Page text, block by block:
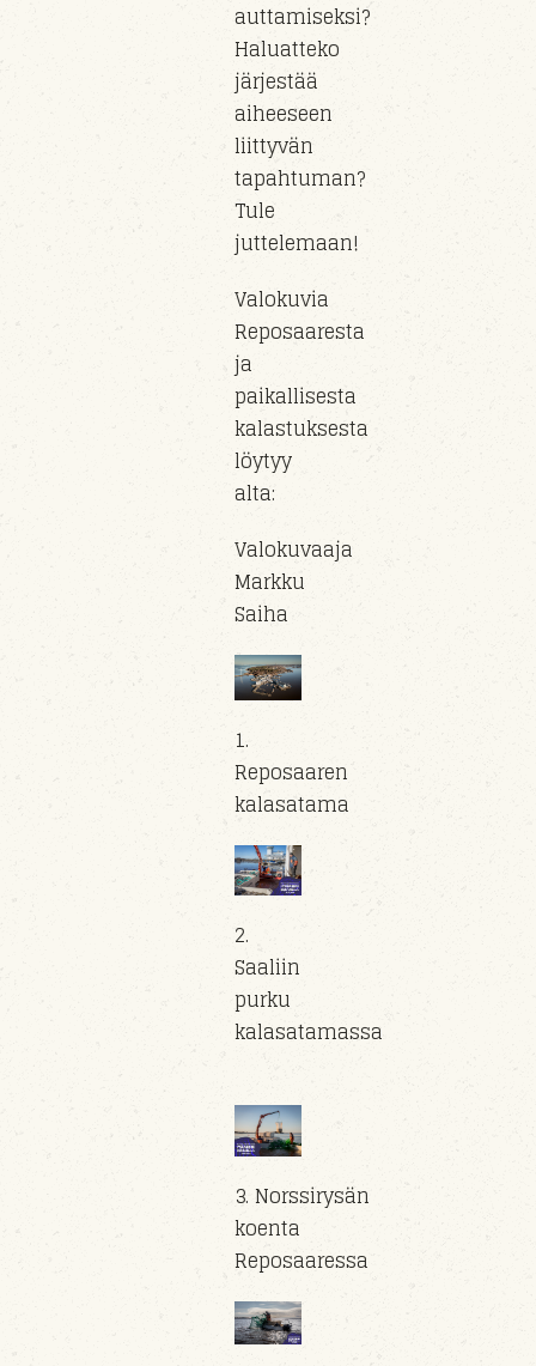
auttamiseksi?
Haluatteko
järjestää
aiheeseen
liittyvän
tapahtuman?
Tule
juttelemaan!
Valokuvia
Reposaaresta
ja
paikallisesta
kalastuksesta
löytyy
alta:
Valokuvaaja
Markku
Saiha
1.
Reposaaren
kalasatama
2.
Saaliin
purku
kalasatamassa
3. Norssirysän
koenta
Reposaaressa